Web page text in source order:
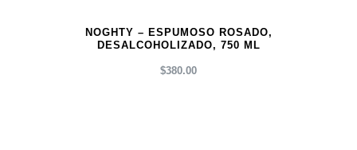
NOGHTY – ESPUMOSO ROSADO,
DESALCOHOLIZADO, 750 ML
$380.00